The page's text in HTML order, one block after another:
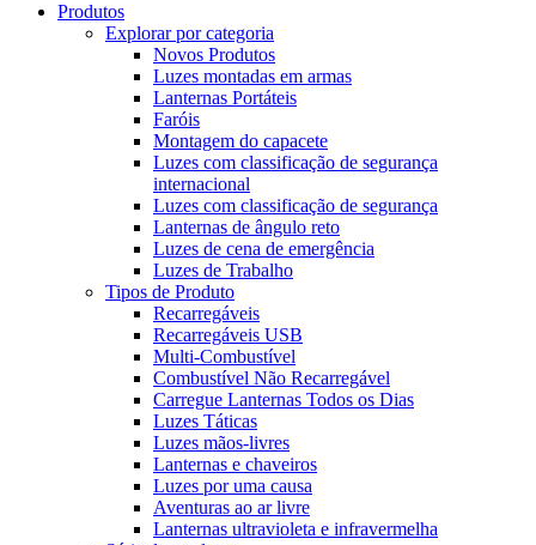
Produtos
Explorar por categoria
Novos Produtos
Luzes montadas em armas
Lanternas Portáteis
Faróis
Montagem do capacete
Luzes com classificação de segurança
internacional
Luzes com classificação de segurança
Lanternas de ângulo reto
Luzes de cena de emergência
Luzes de Trabalho
Tipos de Produto
Recarregáveis
Recarregáveis USB
Multi-Combustível
Combustível Não Recarregável
Carregue Lanternas Todos os Dias
Luzes Táticas
Luzes mãos-livres
Lanternas e chaveiros
Luzes por uma causa
Aventuras ao ar livre
Lanternas ultravioleta e infravermelha